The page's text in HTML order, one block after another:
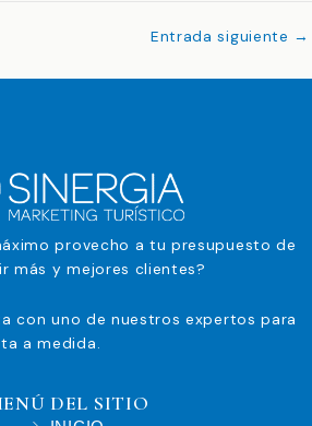
Entrada siguiente →
provecho a tu presupuesto de
más y mejores clientes?
con uno de nuestros expertos para
a medida.
DEL SITIO